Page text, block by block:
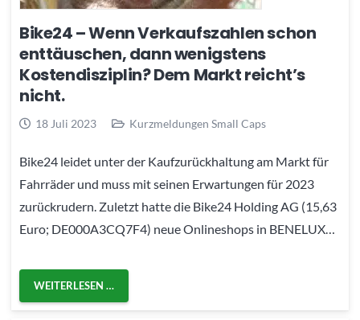
Bike24 – Wenn Verkaufszahlen schon
enttäuschen, dann wenigstens
Kostendisziplin? Dem Markt reicht’s
nicht.
18 Juli 2023 Kurzmeldungen Small Caps
Bike24 leidet unter der Kaufzurückhaltung am Markt für
Fahrräder und muss mit seinen Erwartungen für 2023
zurückrudern. Zuletzt hatte die Bike24 Holding AG (15,63
Euro; DE000A3CQ7F4) neue Onlineshops in BENELUX…
WEITERLESEN …